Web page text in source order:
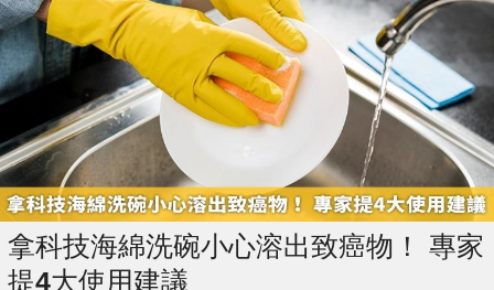
拿科技海綿洗碗小心溶出致癌物！ 專家
提4大使用建議